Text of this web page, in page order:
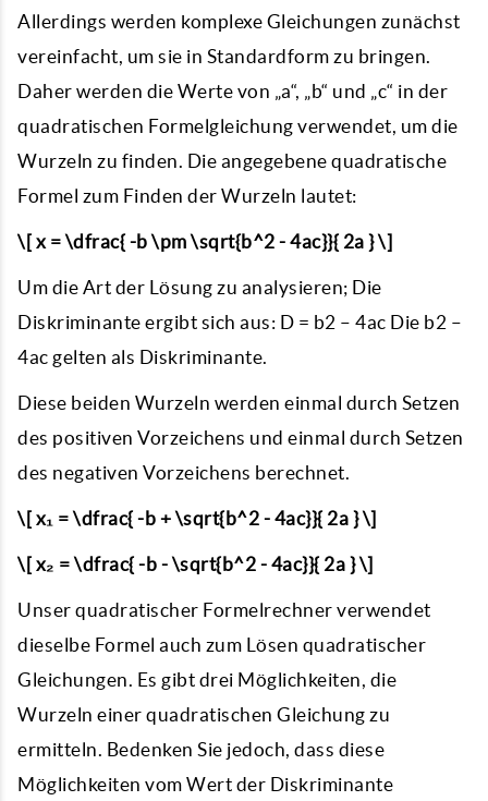
Allerdings werden komplexe Gleichungen zunächst
vereinfacht, um sie in Standardform zu bringen.
Daher werden die Werte von „a“, „b“ und „c“ in der
quadratischen Formelgleichung verwendet, um die
Wurzeln zu finden. Die angegebene quadratische
Formel zum Finden der Wurzeln lautet:
\[ x = \dfrac{ -b \pm \sqrt{b^2 - 4ac}}{ 2a } \]
Um die Art der Lösung zu analysieren; Die
Diskriminante ergibt sich aus: D = b2 – 4ac Die b2 –
4ac gelten als Diskriminante.
Diese beiden Wurzeln werden einmal durch Setzen
des positiven Vorzeichens und einmal durch Setzen
des negativen Vorzeichens berechnet.
\[ x₁ = \dfrac{ -b + \sqrt{b^2 - 4ac}}{ 2a } \]
\[ x₂ = \dfrac{ -b - \sqrt{b^2 - 4ac}}{ 2a } \]
Unser quadratischer Formelrechner verwendet
dieselbe Formel auch zum Lösen quadratischer
Gleichungen. Es gibt drei Möglichkeiten, die
Wurzeln einer quadratischen Gleichung zu
ermitteln. Bedenken Sie jedoch, dass diese
Möglichkeiten vom Wert der Diskriminante